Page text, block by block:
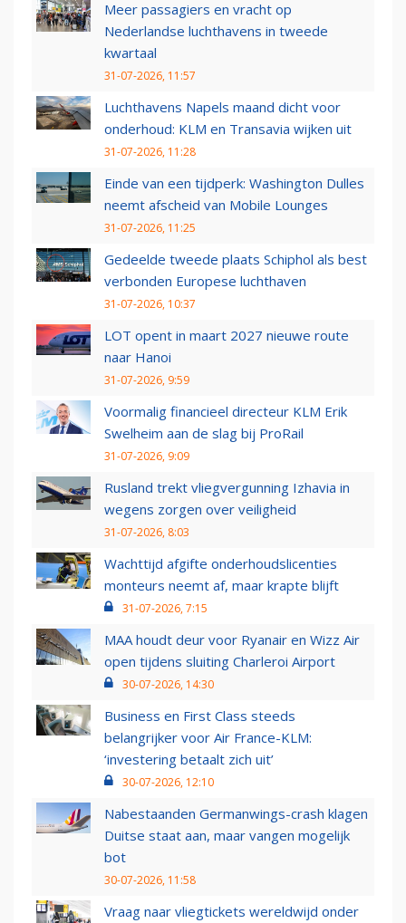
Meer passagiers en vracht op
Nederlandse luchthavens in tweede
kwartaal
31-07-2026, 11:57
Luchthavens Napels maand dicht voor
onderhoud: KLM en Transavia wijken uit
31-07-2026, 11:28
Einde van een tijdperk: Washington Dulles
neemt afscheid van Mobile Lounges
31-07-2026, 11:25
Gedeelde tweede plaats Schiphol als best
verbonden Europese luchthaven
31-07-2026, 10:37
LOT opent in maart 2027 nieuwe route
naar Hanoi
31-07-2026, 9:59
Voormalig financieel directeur KLM Erik
Swelheim aan de slag bij ProRail
31-07-2026, 9:09
Rusland trekt vliegvergunning Izhavia in
wegens zorgen over veiligheid
31-07-2026, 8:03
Wachttijd afgifte onderhoudslicenties
monteurs neemt af, maar krapte blijft
31-07-2026, 7:15
MAA houdt deur voor Ryanair en Wizz Air
open tijdens sluiting Charleroi Airport
30-07-2026, 14:30
Business en First Class steeds
belangrijker voor Air France-KLM:
‘investering betaalt zich uit’
30-07-2026, 12:10
Nabestaanden Germanwings-crash klagen
Duitse staat aan, maar vangen mogelijk
bot
30-07-2026, 11:58
Vraag naar vliegtickets wereldwijd onder